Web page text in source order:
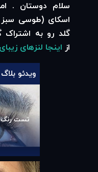
سلام دوستان .
اسکای (طوسی
گلد رو به
از اینجا لنزهای
ویدئو بلاگ
تست رنگ